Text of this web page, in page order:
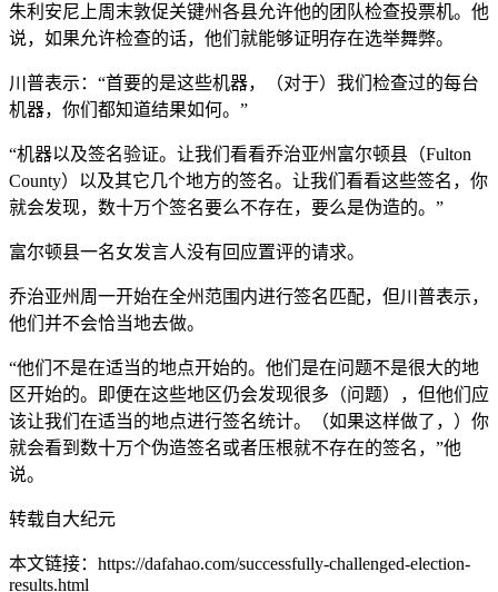
朱利安尼上周末敦促关键州各县允许他的团队检查投票机。他
说，如果允许检查的话，他们就能够证明存在选举舞弊。
川普表示：“首要的是这些机器，（对于）我们检查过的每台
机器，你们都知道结果如何。”
“机器以及签名验证。让我们看看乔治亚州富尔顿县（Fulton
County）以及其它几个地方的签名。让我们看看这些签名，你
就会发现，数十万个签名要么不存在，要么是伪造的。”
富尔顿县一名女发言人没有回应置评的请求。
乔治亚州周一开始在全州范围内进行签名匹配，但川普表示，
他们并不会恰当地去做。
“他们不是在适当的地点开始的。他们是在问题不是很大的地
区开始的。即便在这些地区仍会发现很多（问题），但他们应
该让我们在适当的地点进行签名统计。（如果这样做了，）你
就会看到数十万个伪造签名或者压根就不存在的签名，”他
说。
转载自大纪元
本文链接：https://dafahao.com/successfully-challenged-election-
results.html